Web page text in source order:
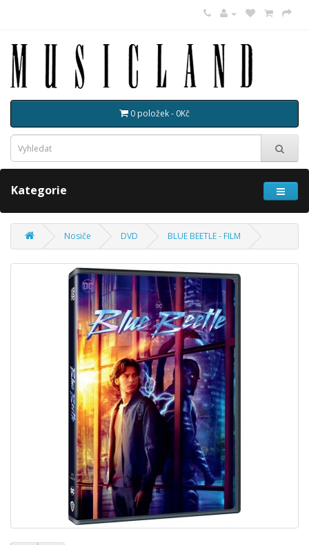
0 položek - 0Kč
Kategorie
Nosiče DVD BLUE BEETLE - FILM